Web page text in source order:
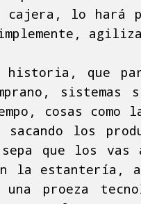
cajera, lo
que
sistemas
cosas
sacando los
que los
la estantería,
una proeza